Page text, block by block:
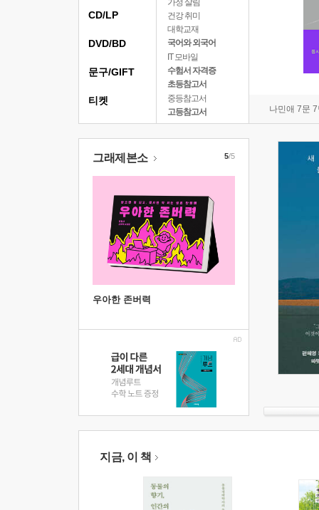
건강 취미
대학교재
국어와 외국어
IT 모바일
수험서 자격증
초등참고서
중등참고서
고등참고서
나민애 7문
CD/LP
DVD/BD
문구/GIFT
티켓
그래제본소
우아한 존버력
5/5
지금, 이 책